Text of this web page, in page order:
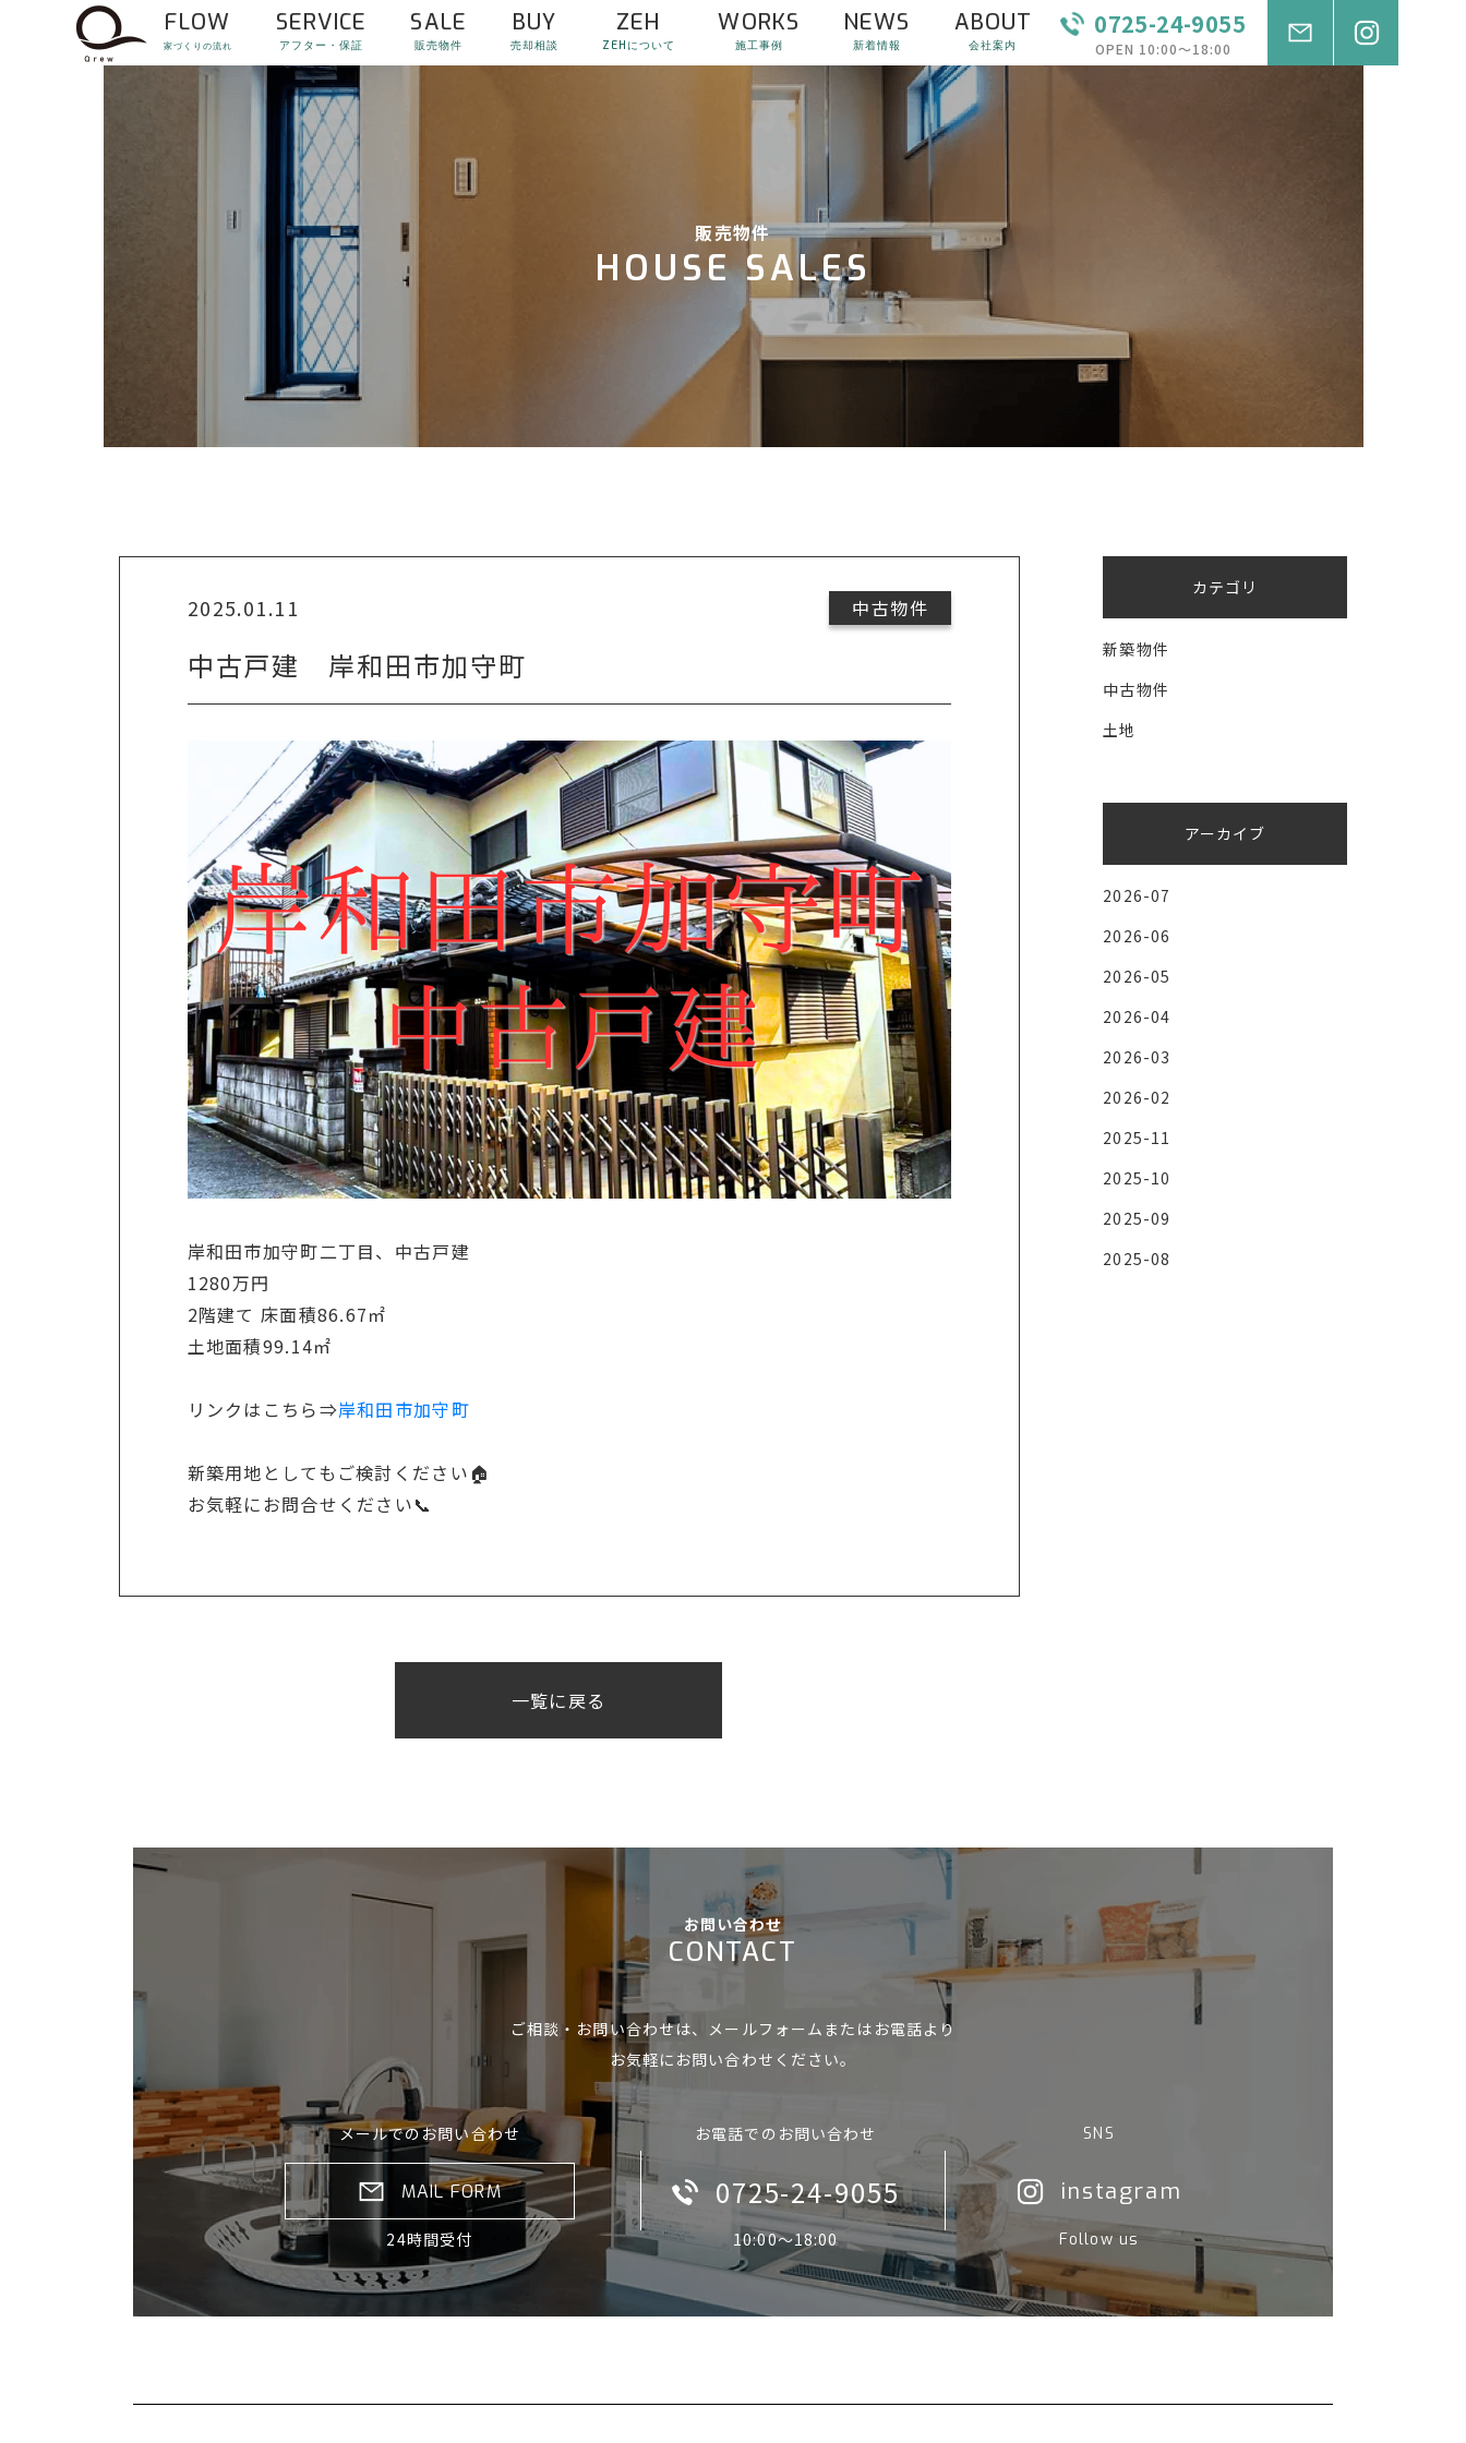
FLOW
家づくりの流れ
SERVICE
アフター・保証
SALE
販売物件
BUY
売却相談
ZEH
ZEHについて
WORKS
施工事例
NEWS
新着情報
ABOUT
会社案内
0725-24-9055
OPEN 10:00〜18:00
販売物件
HOUSE SALES
2025.01.11 中古物件
中古戸建 岸和田市加守町
岸和田市加守町二丁目、中古戸建
1280万円
2階建て 床面積86.67㎡
土地面積99.14㎡
リンクはこちら⇒岸和田市加守町
新築用地としてもご検討ください🏠
お気軽にお問合せください📞
カテゴリ
新築物件
中古物件
土地
アーカイブ
2026-07
2026-06
2026-05
2026-04
2026-03
2026-02
2025-11
2025-10
2025-09
2025-08
一覧に戻る
お問い合わせ
CONTACT
ご相談・お問い合わせは、 メールフォームまたはお電話より
お気軽にお問い合わせください。
メールでのお問い合わせ
MAIL FORM
24時間受付
お電話でのお問い合わせ
0725-24-9055
10:00〜18:00
SNS
instagram
Follow us